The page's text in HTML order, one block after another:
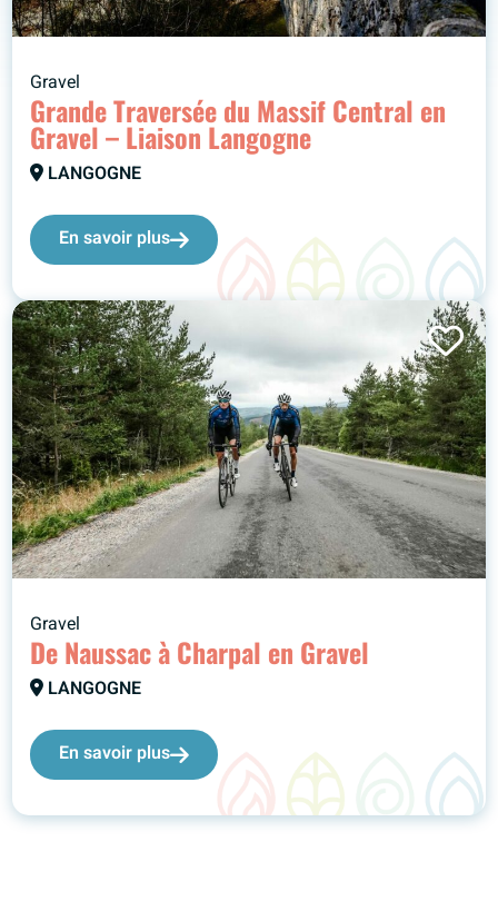
Gravel
Grande Traversée du Massif Central en
Gravel – Liaison Langogne
LANGOGNE
En savoir plus
Gravel
De Naussac à Charpal en Gravel
LANGOGNE
En savoir plus